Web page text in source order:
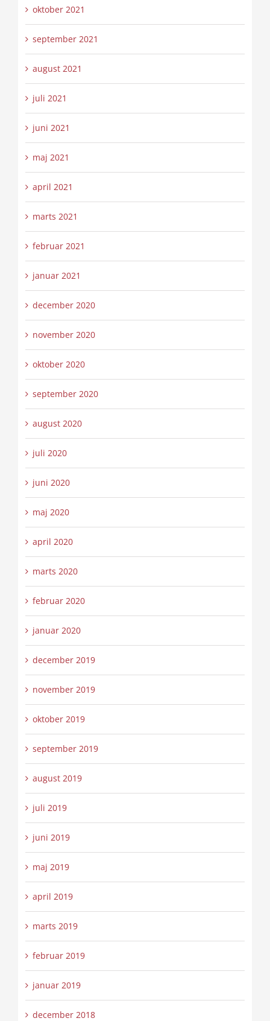
oktober 2021
september 2021
august 2021
juli 2021
juni 2021
maj 2021
april 2021
marts 2021
februar 2021
januar 2021
december 2020
november 2020
oktober 2020
september 2020
august 2020
juli 2020
juni 2020
maj 2020
april 2020
marts 2020
februar 2020
januar 2020
december 2019
november 2019
oktober 2019
september 2019
august 2019
juli 2019
juni 2019
maj 2019
april 2019
marts 2019
februar 2019
januar 2019
december 2018